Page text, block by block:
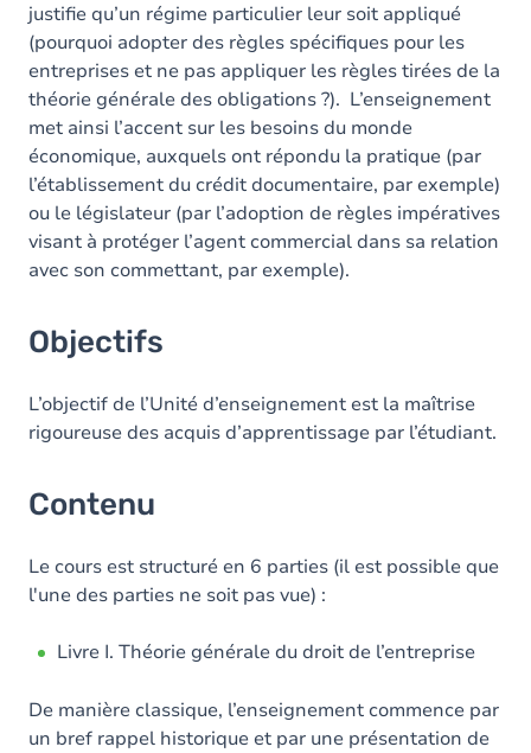
justifie qu’un régime particulier leur soit appliqué
(pourquoi adopter des règles spécifiques pour les
entreprises et ne pas appliquer les règles tirées de la
théorie générale des obligations ?). L’enseignement
met ainsi l’accent sur les besoins du monde
économique, auxquels ont répondu la pratique (par
l’établissement du crédit documentaire, par exemple)
ou le législateur (par l’adoption de règles impératives
visant à protéger l’agent commercial dans sa relation
avec son commettant, par exemple).
Objectifs
L’objectif de l’Unité d’enseignement est la maîtrise
rigoureuse des acquis d’apprentissage par l’étudiant.
Contenu
Le cours est structuré en 6 parties (il est possible que
l'une des parties ne soit pas vue) :
Livre I. Théorie générale du droit de l’entreprise
De manière classique, l’enseignement commence par
un bref rappel historique et par une présentation de